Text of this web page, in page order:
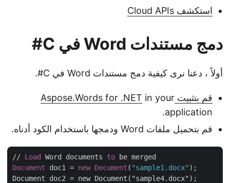
استكشف Cloud APIs
دمج مستندات Word في C#
أولاً ، دعنا نرى كيفية دمج مستندات Word في C#.
قم بتثبيت Aspose.Words for .NETin your
application.
قم بتحميل ملفات Word ودمجها باستخدام الكود أدناه.
// Load Word documents to
Document doc1 = new Document ("sample1.docx" );
Document doc2 = new Document("sample4.docx");